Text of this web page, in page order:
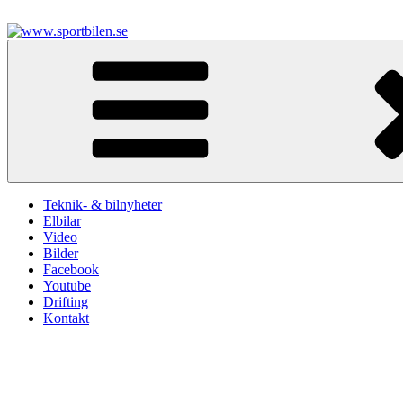
till
innehåll
www.sportbilen.se
Teknik- & bilnyheter
Elbilar
Video
Bilder
Facebook
Youtube
Drifting
Kontakt